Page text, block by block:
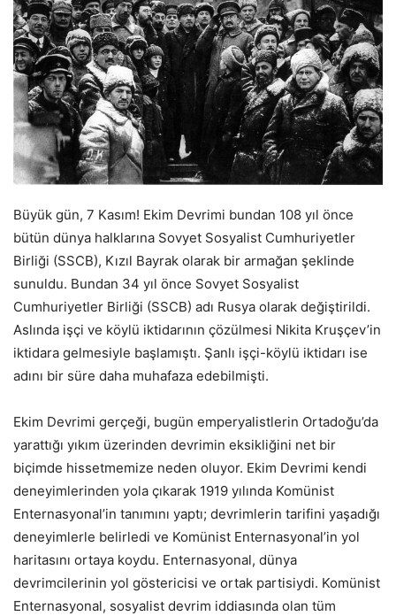
Büyük gün, 7 Kasım! Ekim Devrimi bundan 108 yıl önce
bütün dünya halklarına Sovyet Sosyalist Cumhuriyetler
Birliği (SSCB), Kızıl Bayrak olarak bir armağan şeklinde
sunuldu. Bundan 34 yıl önce Sovyet Sosyalist
Cumhuriyetler Birliği (SSCB) adı Rusya olarak değiştirildi.
Aslında işçi ve köylü iktidarının çözülmesi Nikita Kruşçev’in
iktidara gelmesiyle başlamıştı. Şanlı işçi-köylü iktidarı ise
adını bir süre daha muhafaza edebilmişti.
Ekim Devrimi gerçeği, bugün emperyalistlerin Ortadoğu’da
yarattığı yıkım üzerinden devrimin eksikliğini net bir
biçimde hissetmemize neden oluyor. Ekim Devrimi kendi
deneyimlerinden yola çıkarak 1919 yılında Komünist
Enternasyonal’in tanımını yaptı; devrimlerin tarifini yaşadığı
deneyimlerle belirledi ve Komünist Enternasyonal’in yol
haritasını ortaya koydu. Enternasyonal, dünya
devrimcilerinin yol göstericisi ve ortak partisiydi. Komünist
Enternasyonal, sosyalist devrim iddiasında olan tüm